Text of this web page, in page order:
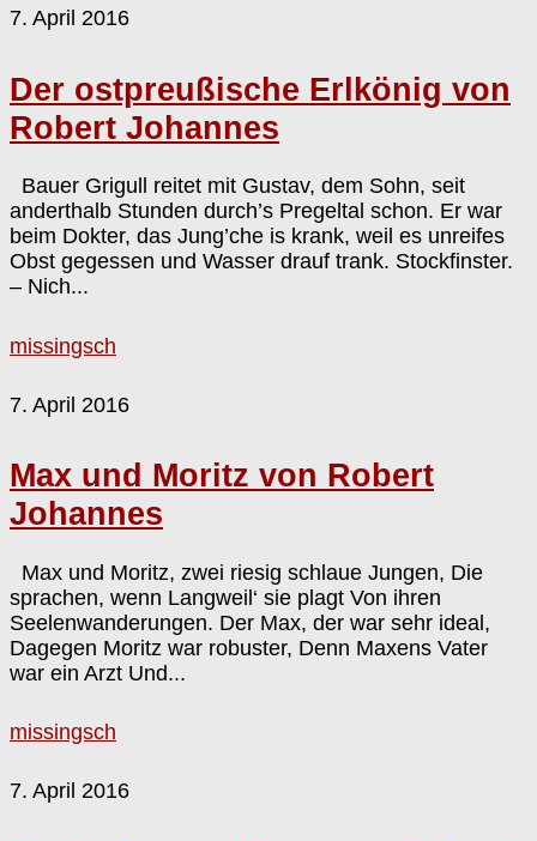
7. April 2016
Der ostpreußische Erlkönig von
Robert Johannes
Bauer Grigull reitet mit Gustav, dem Sohn, seit
anderthalb Stunden durch’s Pregeltal schon. Er war
beim Dokter, das Jung’che is krank, weil es unreifes
Obst gegessen und Wasser drauf trank. Stockfinster.
– Nich...
missingsch
7. April 2016
Max und Moritz von Robert
Johannes
Max und Moritz, zwei riesig schlaue Jungen, Die
sprachen, wenn Langweil‘ sie plagt Von ihren
Seelenwanderungen. Der Max, der war sehr ideal,
Dagegen Moritz war robuster, Denn Maxens Vater
war ein Arzt Und...
missingsch
7. April 2016